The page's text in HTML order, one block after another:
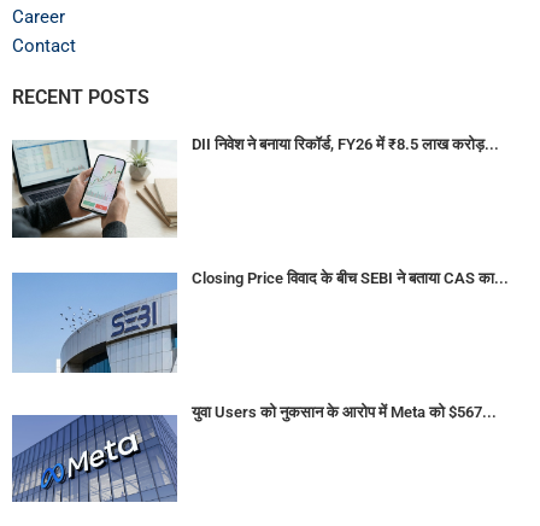
Career
Contact
RECENT POSTS
DII निवेश ने बनाया रिकॉर्ड, FY26 में ₹8.5 लाख करोड़...
Closing Price विवाद के बीच SEBI ने बताया CAS का...
युवा Users को नुकसान के आरोप में Meta को $567...